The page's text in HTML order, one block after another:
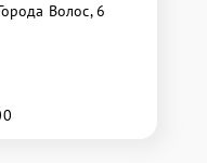
Волос, 6